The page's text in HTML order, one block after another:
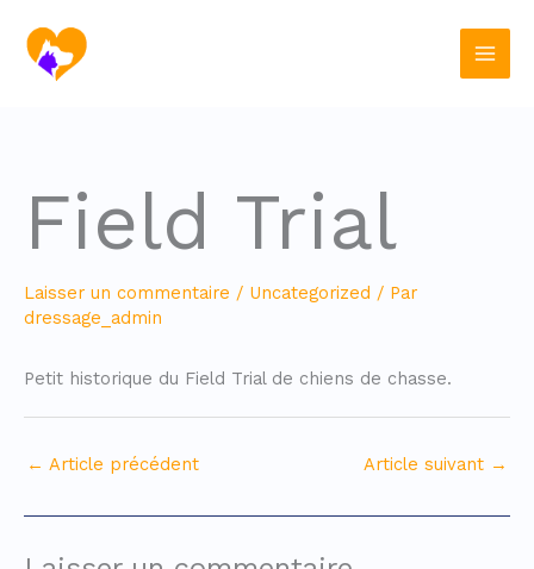
contenu
Main
Field Trial
Laisser un commentaire / Uncategorized / Par
dressage_admin
Petit historique du Field Trial de chiens de chasse.
← Article précédent Article suivant →